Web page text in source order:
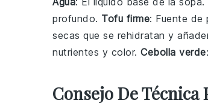
profundo. Tofu firme: Fuente de
secas que se rehidratan y
nutrientes y color. Cebolla verde
Consejo De Técnica